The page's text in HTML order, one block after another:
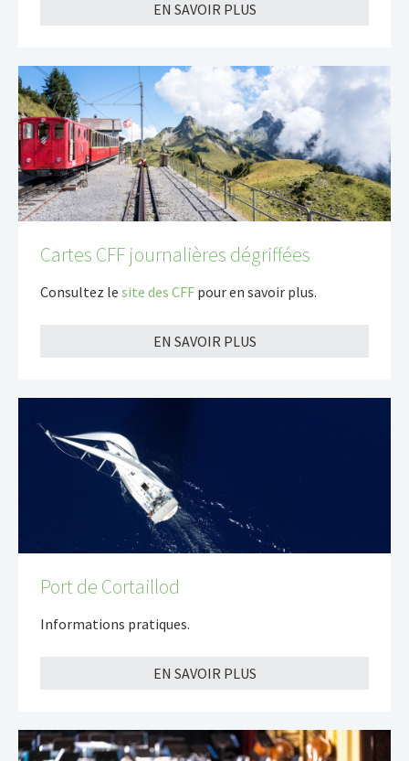
EN SAVOIR PLUS
Cartes CFF journalières dégriffées
Consultez le site des CFF pour en savoir plus.
EN SAVOIR PLUS
Port de Cortaillod
Informations pratiques.
EN SAVOIR PLUS